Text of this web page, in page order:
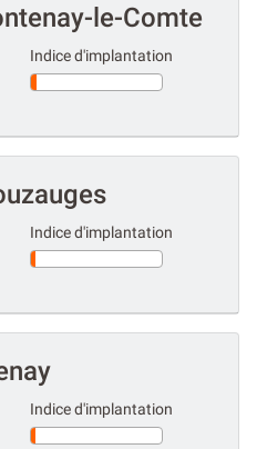
le-Comte
Indice d'implantation
Indice d'implantation
Indice d'implantation